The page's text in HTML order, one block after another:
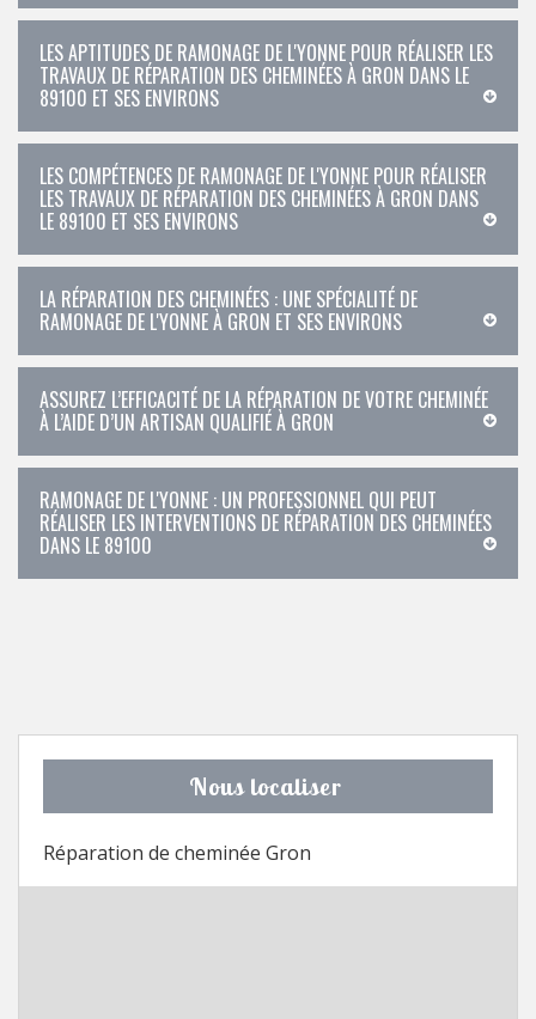
LES APTITUDES DE RAMONAGE DE L'YONNE POUR RÉALISER LES
TRAVAUX DE RÉPARATION DES CHEMINÉES À GRON DANS LE
89100 ET SES ENVIRONS
LES COMPÉTENCES DE RAMONAGE DE L'YONNE POUR RÉALISER
LES TRAVAUX DE RÉPARATION DES CHEMINÉES À GRON DANS
LE 89100 ET SES ENVIRONS
LA RÉPARATION DES CHEMINÉES : UNE SPÉCIALITÉ DE
RAMONAGE DE L'YONNE À GRON ET SES ENVIRONS
ASSUREZ L’EFFICACITÉ DE LA RÉPARATION DE VOTRE CHEMINÉE
À L’AIDE D’UN ARTISAN QUALIFIÉ À GRON
RAMONAGE DE L'YONNE : UN PROFESSIONNEL QUI PEUT
RÉALISER LES INTERVENTIONS DE RÉPARATION DES CHEMINÉES
DANS LE 89100
Nous localiser
Réparation de cheminée Gron